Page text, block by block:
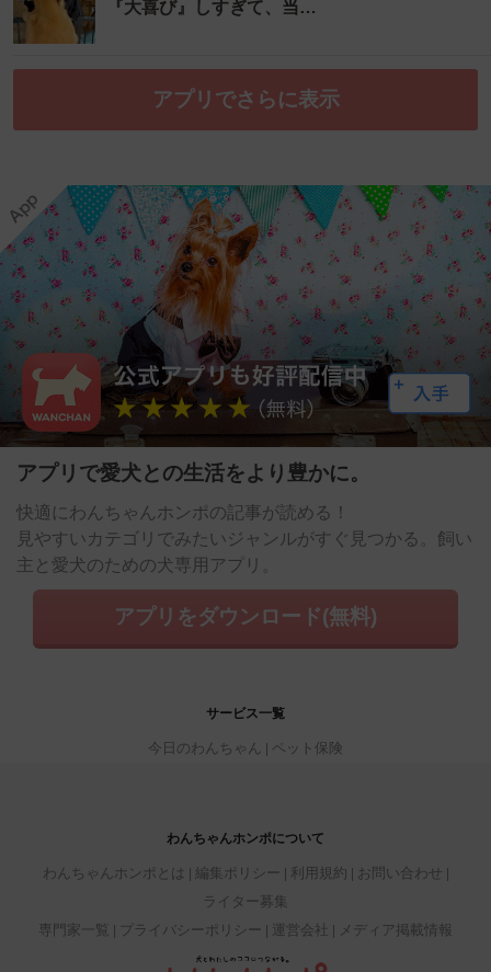
『大喜び』しすぎて、当…
アプリでさらに表示
アプリで愛犬との生活をより豊かに。
快適にわんちゃんホンポの記事が読める！
見やすいカテゴリでみたいジャンルがすぐ見つかる。飼い
主と愛犬のための犬専用アプリ。
アプリをダウンロード(無料)
サービス一覧
今日のわんちゃん ペット保険
わんちゃんホンポについて
わんちゃんホンポとは 編集ポリシー 利用規約
お問い合わせ
ライター募集
専門家一覧
プライバシーポリシー 運営会社 メディア掲載情報